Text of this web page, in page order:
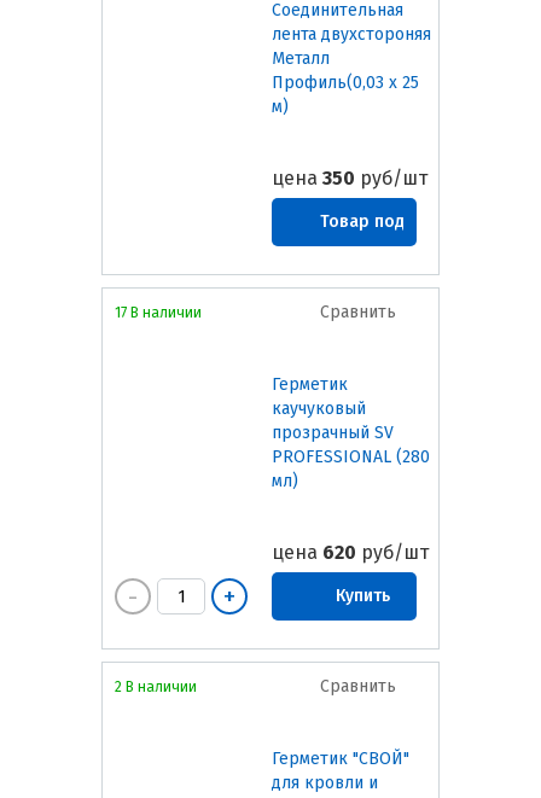
Соединительная
лента двухстороняя
Металл
Профиль(0,03 х 25
м)
цена 350 руб/шт
Товар под
заказ
Сравнить
Герметик
каучуковый
прозрачный SV
PROFESSIONAL (280
мл)
цена 620 руб/шт
Купить
17 В наличии
Сравнить
Герметик "СВОЙ"
для кровли и
2 В наличии